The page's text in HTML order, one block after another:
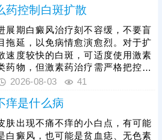
色素。日常
，得出准确结论。确诊后根据白斑
状、形成背景综合考虑，确定一对
治疗方案，令病情稳步好转。
药控制白斑扩散
展期白癜风治疗刻不容缓，不要盲
拖延，以免病情愈演愈烈。对于扩
速度较快的白斑，可适度使用激素
药物，但激素药治疗需严格把控用
剂量、频率及疗程，保障祛白的安
白斑，可采用免疫调节类药物，促
使病情渐趋平稳，同时照光治疗，加
黑色素再分泌，令病症减轻。期间
2026-08-03 41
痒是什么病
肤出现不痛不痒的小白点，有可能
白癜风，也可能是贫血痣、无色素